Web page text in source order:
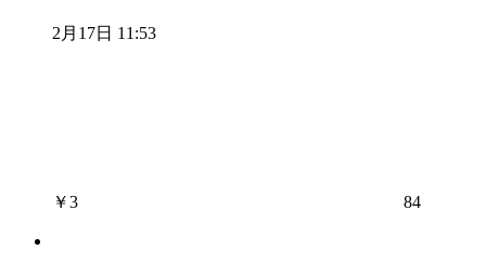
2月17日 11:53
￥3 84